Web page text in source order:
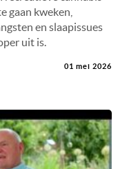
gaan kweken,
en slaapissues
uit is.
01 mei 2026